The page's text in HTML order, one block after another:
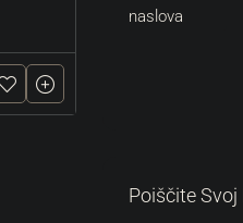
Poiščite Svoj